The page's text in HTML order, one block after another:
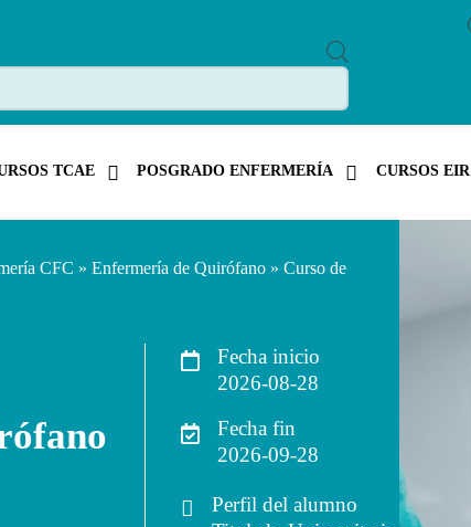
R
D
S
A
TCAE POSGRADO ENFERMERÍA CURSOS EIR
CFC » Enfermería de Quirófano» Curso de
Fecha inicio
2026-08-28
Fecha fin
2026-09-28
Perfil del alumno